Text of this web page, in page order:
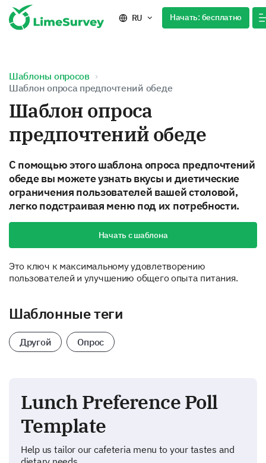
RU Начать: бесплатно
Шаблоны опросов
Шаблон опроса предпочтений обеде
Шаблон опроса
предпочтений обеде
С помощью этого шаблона опроса предпочтений
обеде вы можете узнать вкусы и диетические
ограничения пользователей вашей столовой,
легко подстраивая меню под их потребности.
Начать с шаблона
Это ключ к максимальному удовлетворению
пользователей и улучшению общего опыта питания.
Шаблонные теги
Другой Опрос
Lunch Preference Poll
Template
Help us tailor our cafeteria menu to your tastes and